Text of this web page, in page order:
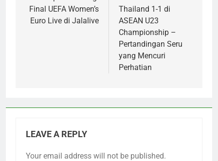
Final UEFA Women’s
Euro Live di Jalalive
Thailand 1-1 di
ASEAN U23
Championship –
Pertandingan Seru
yang Mencuri
Perhatian
LEAVE A REPLY
Your email address will not be published.